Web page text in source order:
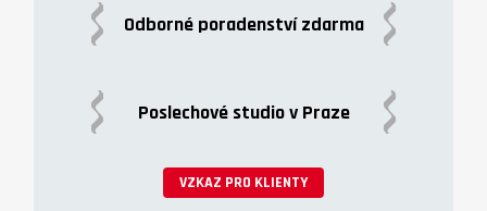
Odborné poradenství zdarma
Poslechové studio v Praze
VZKAZ PRO KLIENTY